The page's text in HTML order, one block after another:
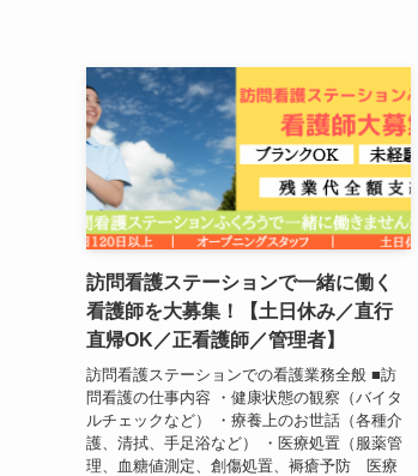
訪問看護ステーションで一緒に働く
看護師を大募集！【土日休み／直行
直帰OK／正看護師／管理者】
訪問看護ステーションでの看護業務全般 ■訪
問看護の仕事内容 ・健康状態の観察（バイタ
ルチェックなど） ・療養上のお世話（各種介
護、清拭、手足浴など） ・医療処置（服薬管
理、血糖値測定、創傷処置、褥瘡予防 医療